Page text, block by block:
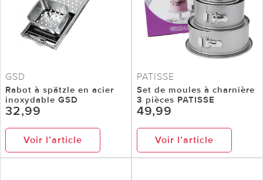
GSD
Rabot à spätzle en acier
inoxydable GSD
32,99
Voir l’article
PATISSE
Set de moules à charnière
3 pièces PATISSE
49,99
Voir l’article